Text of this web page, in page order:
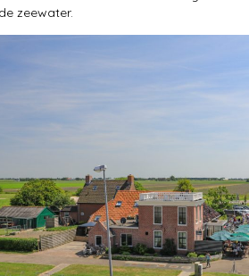
zeewater.